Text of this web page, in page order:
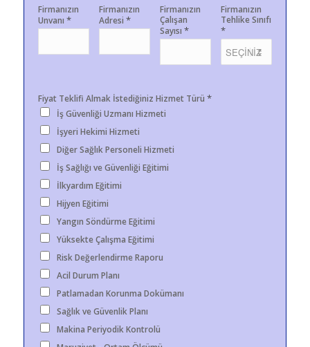
Firmanızın
Unvanı *
Firmanızın
Adresi *
Firmanızın
Çalışan
Sayısı *
Firmanızın
Tehlike Sınıfı
*
Fiyat Teklifi Almak İstediğiniz Hizmet Türü *
İş Güvenliği Uzmanı Hizmeti
İşyeri Hekimi Hizmeti
Diğer Sağlık Personeli Hizmeti
İş Sağlığı ve Güvenliği Eğitimi
İlkyardım Eğitimi
Hijyen Eğitimi
Yangın Söndürme Eğitimi
Yüksekte Çalışma Eğitimi
Risk Değerlendirme Raporu
Acil Durum Planı
Patlamadan Korunma Dokümanı
Sağlık ve Güvenlik Planı
Makina Periyodik Kontrolü